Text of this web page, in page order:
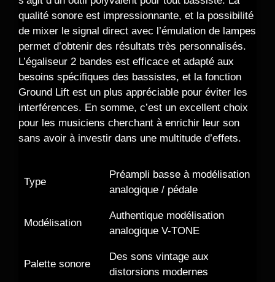
qualité sonore est impressionnante, et la possibilité
de mixer le signal direct avec l’émulation de lampes
permet d’obtenir des résultats très personnalisés.
L’égaliseur 2 bandes est efficace et adapté aux
besoins spécifiques des bassistes, et la fonction
Ground Lift est un plus appréciable pour éviter les
interférences. En somme, c’est un excellent choix
pour les musiciens cherchant à enrichir leur son
sans avoir à investir dans une multitude d’effets.
Type
Préampli basse à modélisation
analogique / pédale
Modélisation
Authentique modélisation
analogique V-TONE
Palette sonore
Des sons vintage aux
distorsions modernes